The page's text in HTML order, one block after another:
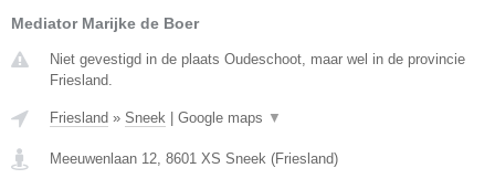
Mediator Marijke de Boer
Niet gevestigd in de plaats Oudeschoot, maar wel in de provincie
Friesland.
Friesland » Sneek | Google maps ▼
Meeuwenlaan 12 8601 XS Sneek (Friesland)